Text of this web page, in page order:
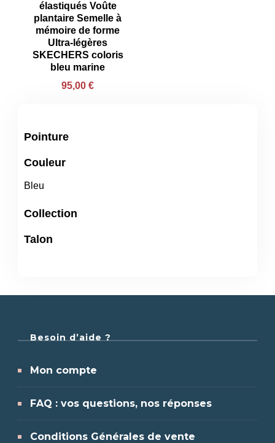
élastiqués Voûte
plantaire Semelle à
mémoire de forme
Ultra-légères
SKECHERS coloris
bleu marine
95,00 €
Pointure
Couleur
Bleu
Collection
Talon
Besoin d’aide ?
Mon compte
FAQ : vos questions, nos réponses
Conditions Générales de vente